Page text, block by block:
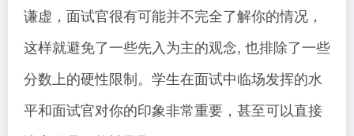
谦虚，面试官很有可能并不完全了解你的情况，
这样就避免了一些先入为主的观念, 也排除了一些
分数上的硬性限制。学生在面试中临场发挥的水
平和面试官对你的印象非常重要，甚至可以直接